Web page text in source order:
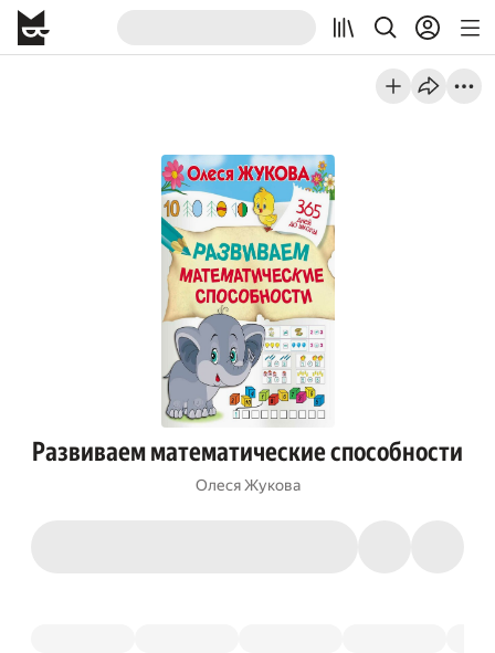
Развиваем математические способности
Олеся Жукова